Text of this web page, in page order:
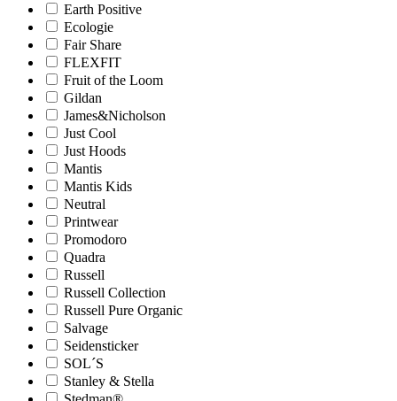
Earth Positive
Ecologie
Fair Share
FLEXFIT
Fruit of the Loom
Gildan
James&Nicholson
Just Cool
Just Hoods
Mantis
Mantis Kids
Neutral
Printwear
Promodoro
Quadra
Russell
Russell Collection
Russell Pure Organic
Salvage
Seidensticker
SOL´S
Stanley & Stella